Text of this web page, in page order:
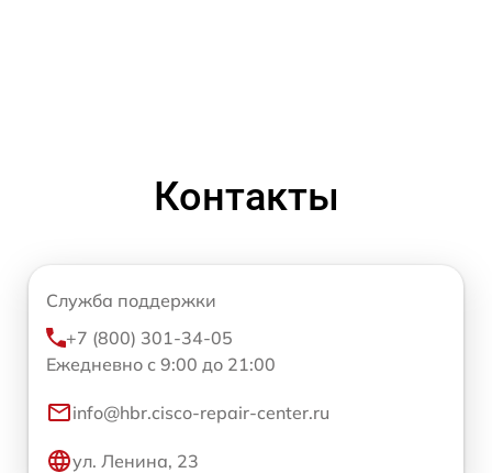
Контакты
Служба поддержки
+7 (800) 301-34-05
Ежедневно с 9:00 до 21:00
info@hbr.cisco-repair-center.ru
ул. Ленина, 23